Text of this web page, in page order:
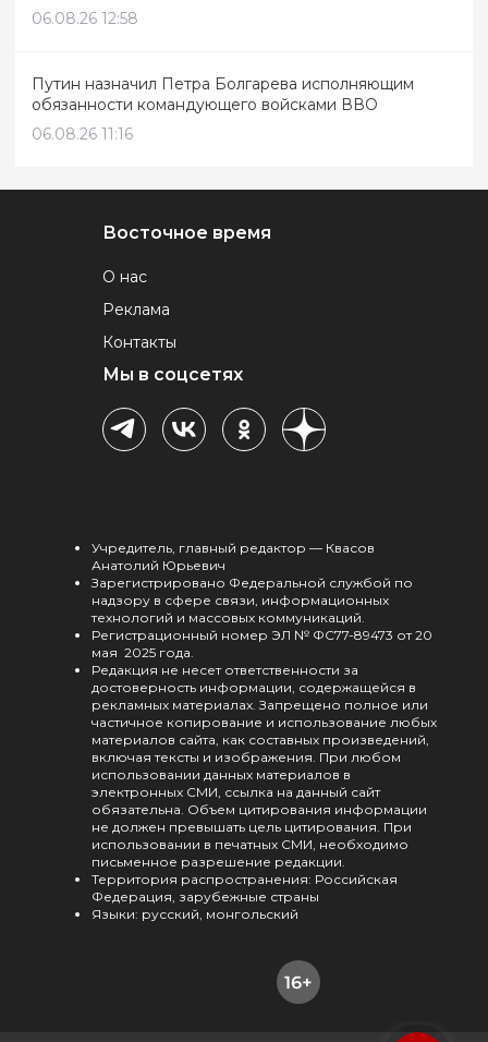
06.08.26 12:58
Путин назначил Петра Болгарева исполняющим
обязанности командующего войсками ВВО
06.08.26 11:16
Восточное время
О нас
Реклама
Контакты
Мы в соцсетях
Учредитель, главный редактор — Квасов
Анатолий Юрьевич
Зарегистрировано Федеральной службой по
надзору в сфере связи, информационных
технологий и массовых коммуникаций.
Регистрационный номер ЭЛ № ФС77-89473 от 20
мая 2025 года.
Редакция не несет ответственности за
достоверность информации, содержащейся в
рекламных материалах. Запрещено полное или
частичное копирование и использование любых
материалов сайта, как составных произведений,
включая тексты и изображения. При любом
использовании данных материалов в
электронных СМИ, ссылка на данный сайт
обязательна. Объем цитирования информации
не должен превышать цель цитирования. При
использовании в печатных СМИ, необходимо
письменное разрешение редакции.
Территория распространения: Российская
Федерация, зарубежные страны
Языки: русский, монгольский